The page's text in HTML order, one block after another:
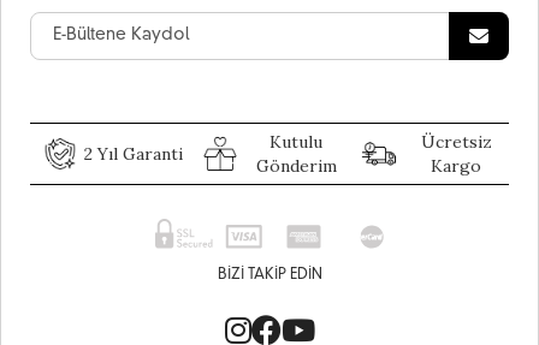
2 Yıl Garanti
Kutulu
Gönderim
Ücretsiz
Kargo
BIZI TAKIP EDIN